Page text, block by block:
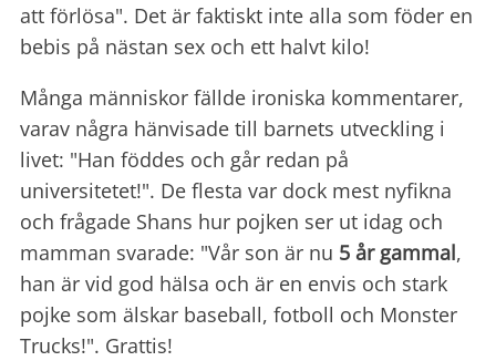
att förlösa". Det är faktiskt inte alla som föder en
bebis på nästan sex och ett halvt kilo!
Många människor fällde ironiska kommentarer,
varav några hänvisade till barnets utveckling i
livet: "Han föddes och går redan på
universitetet!". De flesta var dock mest nyfikna
och frågade Shans hur pojken ser ut idag och
mamman svarade: "Vår son är nu 5 år gammal,
han är vid god hälsa och är en envis och stark
pojke som älskar baseball, fotboll och Monster
Trucks!". Grattis!